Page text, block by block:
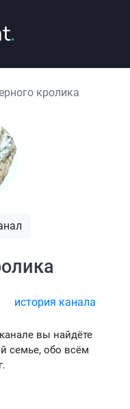
.
кролика
история канала
вы найдёте
семье, обо всём